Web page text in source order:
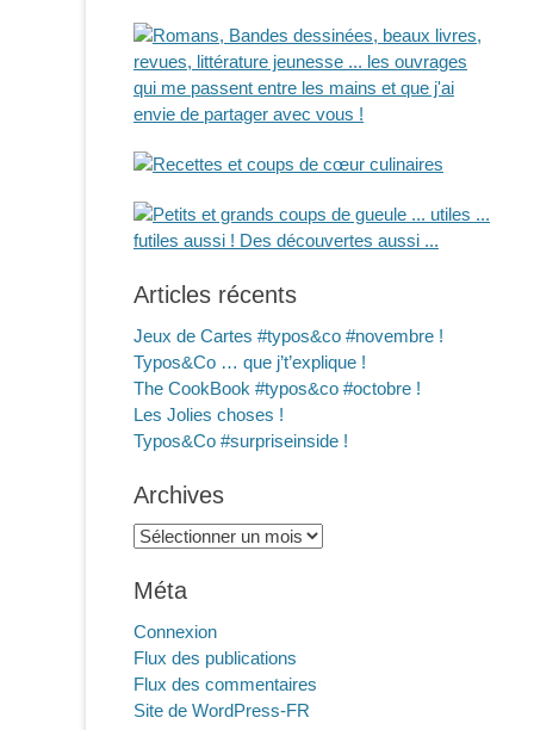
Articles récents
Jeux de Cartes #typos&co #novembre !
Typos&Co … que j’t’explique !
The CookBook #typos&co #octobre !
Les Jolies choses !
Typos&Co #surpriseinside !
Archives
Archives
Méta
Connexion
Flux des publications
Flux des commentaires
Site de WordPress-FR